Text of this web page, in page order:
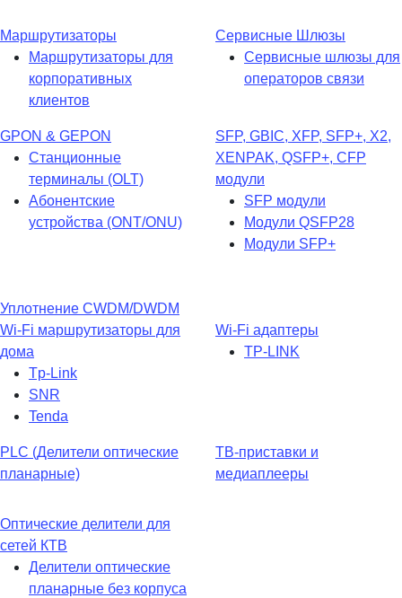
Маршрутизаторы
Маршрутизаторы для
корпоративных
клиентов
Сервисные Шлюзы
Сервисные шлюзы для
операторов связи
GPON & GEPON
Станционные
терминалы (OLT)
Абонентские
устройства (ONT/ONU)
SFP, GBIC, XFP, SFP+, X2,
XENPAK, QSFP+, CFP
модули
SFP модули
Модули QSFP28
Модули SFP+
Уплотнение CWDM/DWDM
Wi-Fi маршрутизаторы для
дома
Tp-Link
SNR
Tenda
Wi-Fi адаптеры
TP-LINK
PLC (Делители оптические
планарные)
ТВ-приставки и
медиаплееры
Оптические делители для
сетей КТВ
Делители оптические
планарные без корпуса